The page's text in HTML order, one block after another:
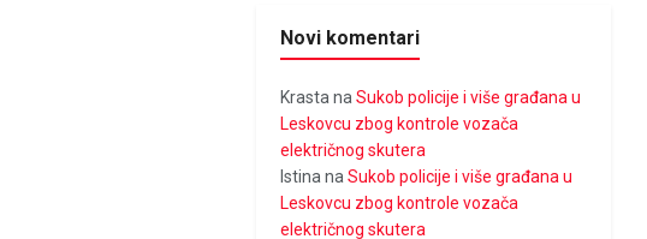
Novi komentari
Krasta naSukob policije i više građana u
Leskovcu zbog kontrole vozača
električnog skutera
Istina naSukob policije i više građana u
Leskovcu zbog kontrole vozača
električnog skutera